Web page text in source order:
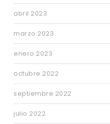
abril 2023
marzo 2023
enero 2023
octubre 2022
septiembre 2022
julio 2022